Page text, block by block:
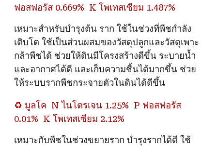
ฟอสฟอรัส 0.669% K โพเทสเซียม 1.487%
เหมาะสำหรับบำรุงต้น ราก ใช้ในช่วงที่พืชกำลัง
เติบโต ใช้เป็นส่วนผสมของวัสดุปลูกและวัสดุเพาะ
กล้าพืชได้ ช่วยให้ดินมีโครงสร้างดีขึ้น ระบายน้ำ
และอากาศได้ดี และเก็บความชื้นได้มากขึ้น ช่วย
ให้ระบบรากพืชกระจายตัวในดินได้ดีขึ้น
♻️ มูลโค N ไนโตรเจน 1.25% P ฟอสฟอรัส
0.01% K โพเทสเซียม 2.12%
เหมาะกับพืชในช่วงขยายราก บำรุงรากได้ดี ใช้